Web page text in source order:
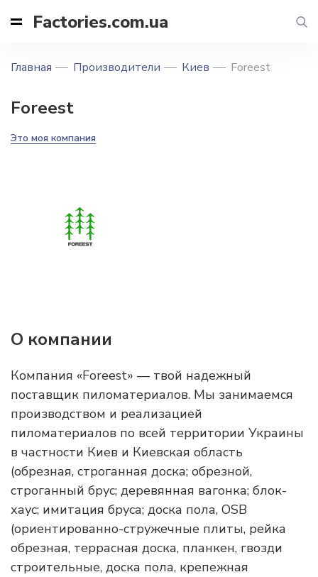
Factories.com.ua
Главная Производители Киев Foreest
Foreest
Это моя компания
О компании
Компания «Foreest» — твой надежный
поставщик пиломатериалов. Мы занимаемся
производством и реализацией
пиломатериалов по всей территории Украины
в частности Киев и Киевская область
(обрезная, строганная доска; обрезной,
строганный брус; деревянная вагонка; блок-
хаус; имитация бруса; доска пола, OSB
(ориентированно-стружечные плиты, рейка
обрезная, террасная доска, планкен, гвозди
строительные, доска пола, крепежная